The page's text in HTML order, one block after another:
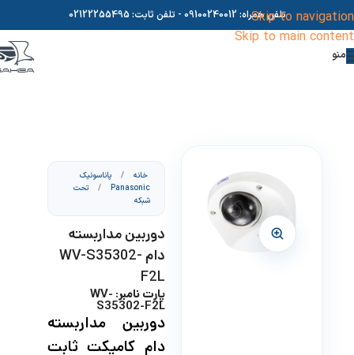
Skip to navigation
Skip to main content
تلفن همراه: 09100240012 - تلفن ثابت: 02122255495
منو
خانه /
پاناسونیک
Panasonic
/
تحت
شبکه
دوربین مداربسته
دام WV-S35302-
F2L
پارت نامبر: WV-
S35302-F2L
دوربین مداربسته
دام کامپکت ثابت